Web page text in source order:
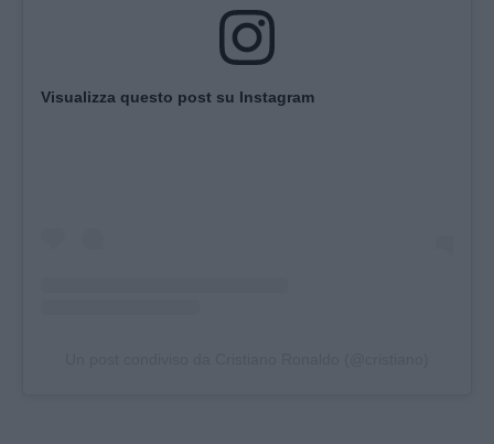
Visualizza questo post su Instagram